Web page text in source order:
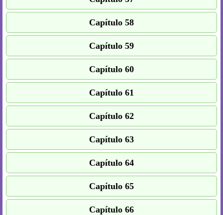
Capítulo 58
Capítulo 59
Capítulo 60
Capítulo 61
Capítulo 62
Capítulo 63
Capítulo 64
Capítulo 65
Capítulo 66